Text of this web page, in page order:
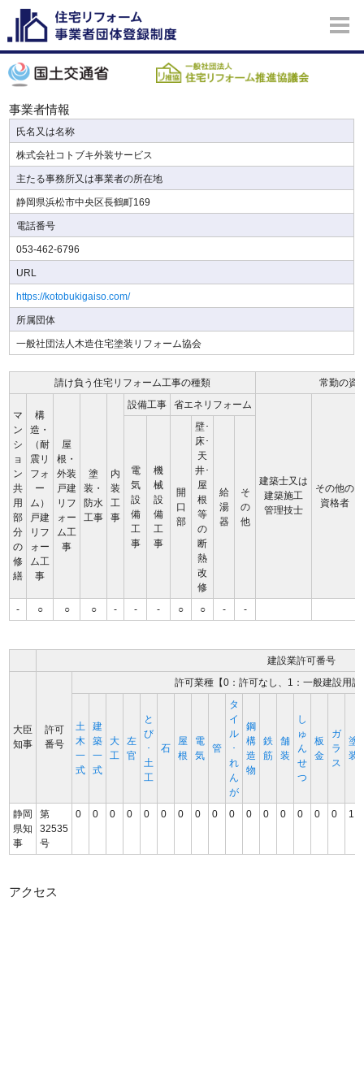
事業者情報
氏名又は名称
株式会社コトブキ外装サービス
主たる事務所又は事業者の所在地
静岡県浜松市中央区長鶴町169
電話番号
053-462-6796
URL
https://kotobukigaiso.com/
所属団体
一般社団法人木造住宅塗装リフォーム協会
請け負う住宅リフォーム工事の種類 常勤の資
マ
ン
シ
ョ
ン
共
用
部
分
の
修
繕
構
造・
（耐
震リ
フォ
ー
ム）
戸建
リフ
ォー
ム工
事
屋
根・
外装
戸建
リフ
ォー
ム工
事
塗
装・
防水
工事
内
装
工
事
設備工事 省エネリフォーム
建築士又は
建築施工
管理技士
その他の
資格者
電
気
設
備
工
事
機
械
設
備
工
事
開
口
部
壁･
床･
天
井･
屋
根
等
の
断
熱
改
修
給
湯
器
そ
の
他
- ○ ○ ○ - - - ○ ○ - -
建設業許可番号
大臣
知事
許可
番号
許可業種【0：許可なし、1：一般建設用
土
木
一
式
建
築
一
式
大
工
左
官
と
び
･
土
工
石
屋
根
電
気
管
タ
イ
ル
･
れ
ん
が
鋼
構
造
物
鉄
筋
舗
装
し
ゅ
ん
せ
つ
板
金
ガ
ラ
ス
塗
装
静岡
県知
事
第
32535
号
0 0 0 0 0 0 0 0 0 0 0 0 0 0 0 0 1
アクセス